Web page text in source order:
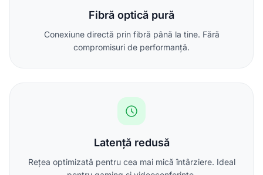
Fibră optică pură
Conexiune directă prin fibră până la tine. Fără
compromisuri de performanță.
Latență redusă
Rețea optimizată pentru cea mai mică întârziere. Ideal